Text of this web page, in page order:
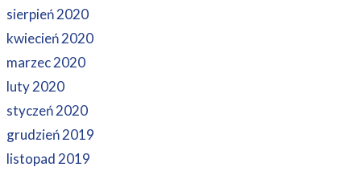
sierpień 2020
kwiecień 2020
marzec 2020
luty 2020
styczeń 2020
grudzień 2019
listopad 2019